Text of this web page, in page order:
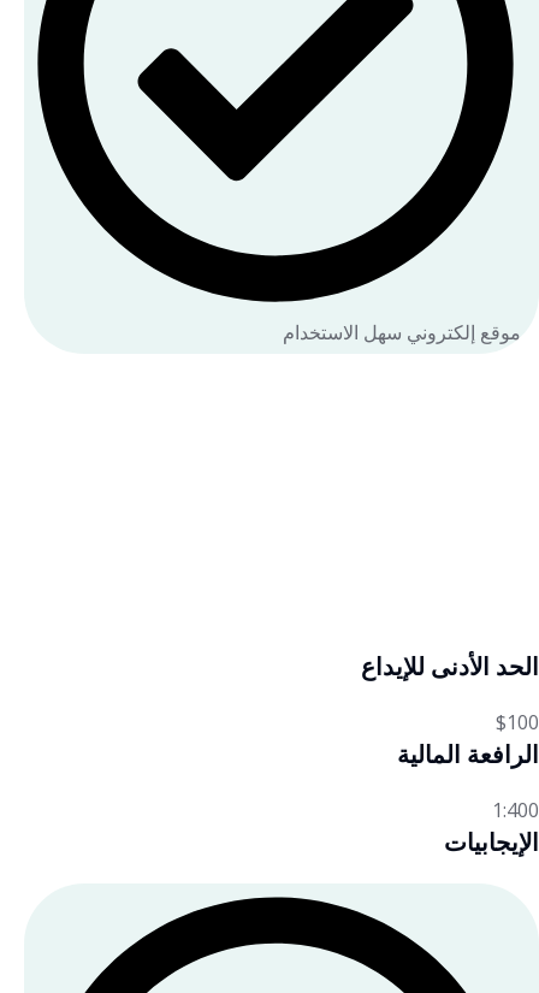
موقع إلكتروني سهل الاستخدام
الحد الأدنى للإيداع
$100
الرافعة المالية
1:400
الإيجابيات